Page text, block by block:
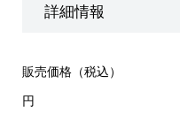
詳細情報
販売価格（税込）
円